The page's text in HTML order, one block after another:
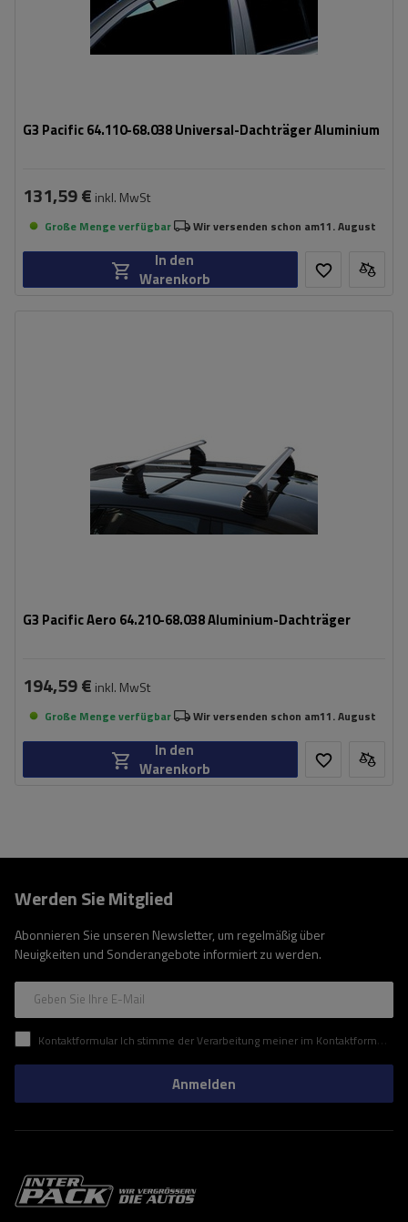
G3 Pacific 64.110-68.038 Universal-Dachträger Aluminium
131,59 € inkl. MwSt
Große Menge verfügbar Wir versenden schon am11. August
In den
Warenkorb
G3 Pacific Aero 64.210-68.038 Aluminium-Dachträger
194,59 € inkl. MwSt
Große Menge verfügbar Wir versenden schon am11. August
In den
Warenkorb
Werden Sie Mitglied
Abonnieren Sie unseren Newsletter, um regelmäßig über
Neuigkeiten und Sonderangebote informiert zu werden.
Geben Sie Ihre E-Mail
Kontaktformular Ich stimme der Verarbeitung meiner im Kontaktformular enthaltenen personenbezogenen Daten gemäß der Verordnung (EU) des Europäischen Parlaments und des Rates zu.
Anmelden